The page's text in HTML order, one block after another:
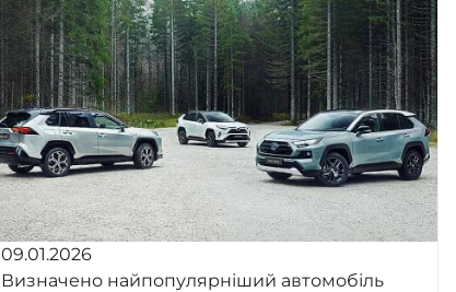
09.01.2026
Визначено найпопулярніший автомобіль